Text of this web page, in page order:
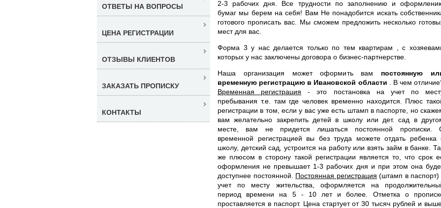
2-3 рабочих дня. Все трудности по заполнению и
бумаг мы берем на себя! Вам Не понадобится искать
готового прописать вас. Мы сможем предложить несколько
мест для вас.
Форма 3 у нас делается только по тем квартирам , с
которых у нас заключены договора о бизнес-партнерстве.
Наша организация может оформить вам постоянную
временную регистрацию в Ивановской области
. В чем
Временная регистрация - это постановка на учет по
пребывания т.е. там где человек временно находится. Плюс
регистрации в том, если у вас уже есть штамп в паспорте, но
вам желательно закрепить детей в школу или дет. сад в
месте, вам не придется лишаться постоянной прописки.
временной регистрацией вы без труда можете отдать ребенка
школу, детский сад, устроится на работу или взять займ в банке.
же плюсом в сторону такой регистрации является то, что срок
оформления не превышает 1-3 рабочих дня и при этом она
доступнее постоянной. Постоянная регистрация (штамп в паспорт)
учет по месту жительства, оформляется на
период времени на 5 - 10 лет и более. Отметка о
проставляется в паспорт. Цена стартует от 30 тысяч рублей и
ОТВЕТЫ НА ВОПРОСЫ
ЦЕНА РЕГИСТРАЦИИ
ОТЗЫВЫ КЛИЕНТОВ
ЗАКАЗАТЬ ПРОПИСКУ
КОНТАКТЫ